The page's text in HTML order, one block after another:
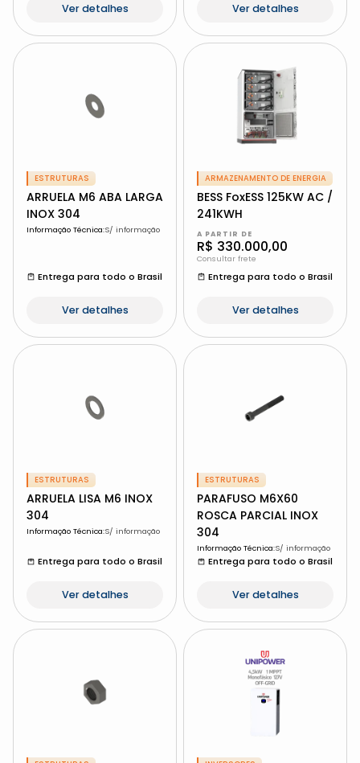
Ver detalhes Ver detalhes
ESTRUTURAS
ARRUELA M6 ABA LARGA
INOX 304
Informação Técnica:S/ informação
Entrega para todo o Brasil
Ver detalhes
ARMAZENAMENTO DE ENERGIA
BESS FoxESS 125KW AC /
241KWH
A PARTIR DE
R$ 330.000,00
Consultar frete
Entrega para todo o Brasil
Ver detalhes
ESTRUTURAS
ARRUELA LISA M6 INOX
304
Informação Técnica:S/ informação
Entrega para todo o Brasil
Ver detalhes
ESTRUTURAS
PARAFUSO M6X60
ROSCA PARCIAL INOX
304
Informação Técnica:S/ informação
Entrega para todo o Brasil
Ver detalhes